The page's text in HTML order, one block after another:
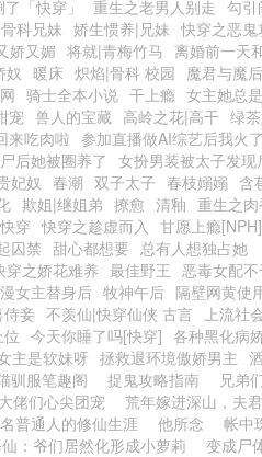
「快穿」 重生之老男人别走 勾引
科兄妹 娇生惯养|兄妹 快穿之恶鬼
娇又媚 将就|青梅竹马 离婚前一天
奴 暖床 炽焰|骨科 校园 魔君与魔
骑士全本小说 干上瘾 女主她总
宠 兽人的宝藏 高岭之花|高干 绿
来吃肉啦 参加直播做AI综艺后我火了
后她被圈养了 女扮男装被太子发现
妃奴 春潮 双子太子 春枝嫋嫋 含
欺姐|继姐弟 撩愈 清釉 重生之
穿 快穿之趁虚而入 甘愿上瘾[NPH]
囚禁 甜心都想要 总有人想独占她
穿之娇花难养 最佳野王 恶毒女配不
女主替身后 牧神午后 隔壁网黄使
侍妾 不羡仙|快穿仙侠 古言 上流社
今天你睡了吗[快穿] 各种黑化病
主是软妹呀 拯救退环境傲娇男主
驯服笔趣阁 捉鬼攻略指南 兄弟
佬们心尖团宠 荒年嫁进深山，夫
普通人的修仙生涯 他所念 帐中
：爷们居然化形成小萝莉 变成尸